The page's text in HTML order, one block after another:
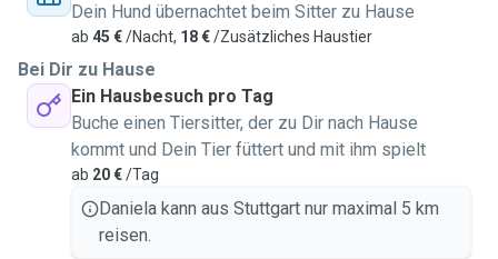
Dein Hund übernachtet beim Sitter zu Hause
ab 45 €/Nacht, 18 €/Zusätzliches Haustier
Bei Dir zu Hause
Ein Hausbesuch pro Tag
Buche einen Tiersitter, der zu Dir nach Hause
kommt und Dein Tier füttert und mit ihm spielt
ab 20 €/Tag
Daniela kann aus Stuttgart nur maximal 5 km
reisen.